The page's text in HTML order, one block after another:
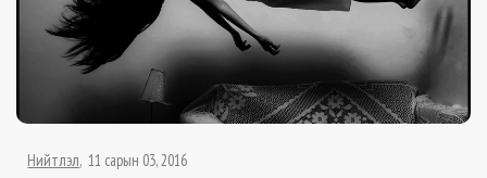
Нийтлэл 11 сарын 03, 2016